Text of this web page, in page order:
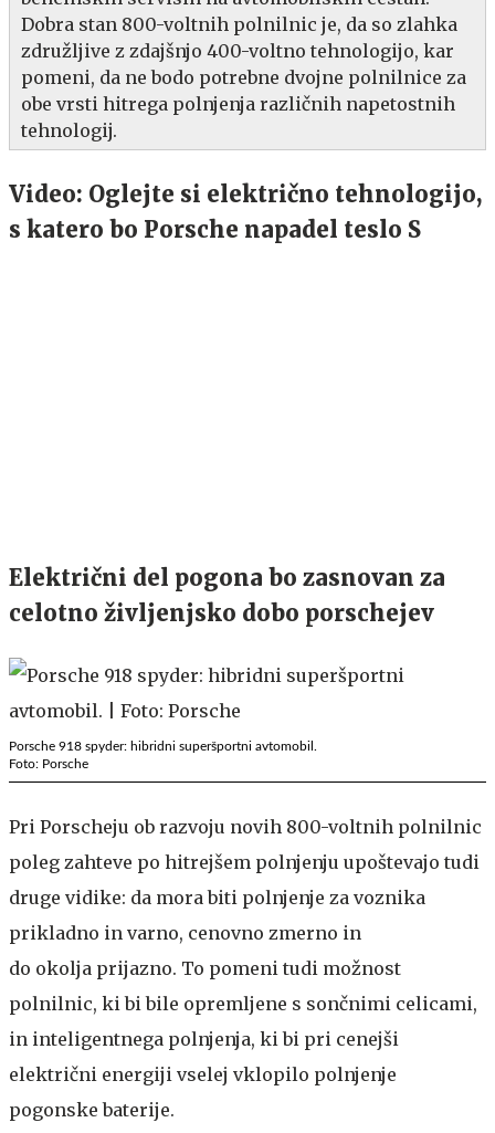
Dobra stan 800-voltnih polnilnic je, da so zlahka
združljive z zdajšnjo 400-voltno tehnologijo, kar
pomeni, da ne bodo potrebne dvojne polnilnice za
obe vrsti hitrega polnjenja različnih napetostnih
tehnologij.
Video: Oglejte si električno tehnologijo,
s katero bo Porsche napadel teslo S
Električni del pogona bo zasnovan za
celotno življenjsko dobo porschejev
Porsche 918 spyder: hibridni superšportni avtomobil.
Foto: Porsche
Pri Porscheju ob razvoju novih 800-voltnih polnilnic
poleg zahteve po hitrejšem polnjenju upoštevajo tudi
druge vidike: da mora biti polnjenje za voznika
prikladno in varno, cenovno zmerno in
do okolja prijazno. To pomeni tudi možnost
polnilnic, ki bi bile opremljene s sončnimi celicami,
in inteligentnega polnjenja, ki bi pri cenejši
električni energiji vselej vklopilo polnjenje
pogonske baterije.